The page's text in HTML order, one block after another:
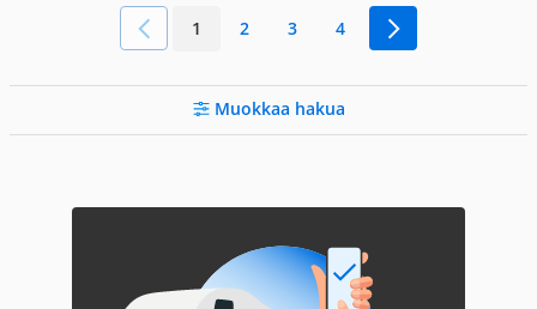
1 2 3 4
Muokkaa hakua